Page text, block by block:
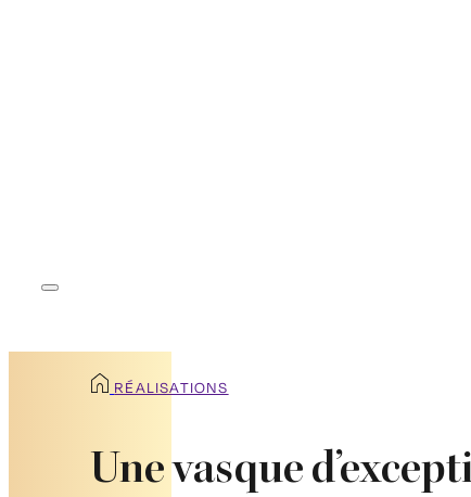
RÉALISATIONS
Une vasque